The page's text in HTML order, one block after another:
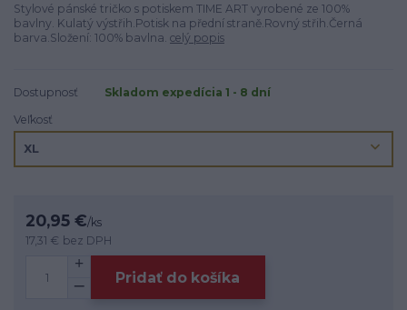
Stylové pánské tričko s potiskem TIME ART vyrobené ze 100%
bavlny. Kulatý výstřih.Potisk na přední straně.Rovný střih.Černá
barva.Složení: 100% bavlna. celý popis
Dostupnosť
Skladom expedícia 1 - 8 dní
Veľkosť
20,95 €/ks
17,31 € bez DPH
Pridať do košíka